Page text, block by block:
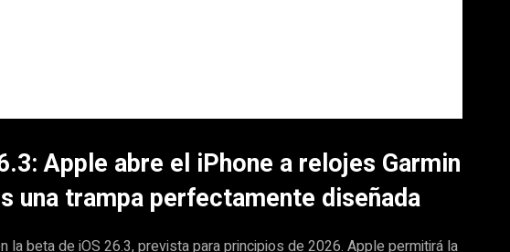
Apple abre el iPhone a relojes Garmin
una trampa perfectamente diseñada
la beta de iOS 26.3, prevista para principios de 2026. Apple permitirá la